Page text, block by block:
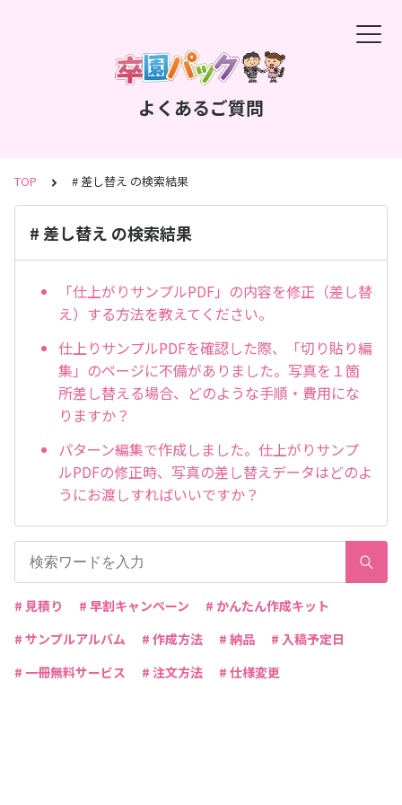
よくあるご質問
TOP # 差し替え の検索結果
# 差し替え の検索結果
「仕上がりサンプルPDF」の内容を修正（差し替
え）する方法を教えてください。
仕上りサンプルPDFを確認した際、「切り貼り編
集」のページに不備がありました。写真を１箇
所差し替える場合、どのような手順・費用にな
りますか？
パターン編集で作成しました。仕上がりサンプ
ルPDFの修正時、写真の差し替えデータはどのよ
うにお渡しすればいいですか？
# 見積り # 早割キャンペーン
# かんたん作成キット
# サンプルアルバム
# 作成方法 # 納品
# 入稿予定日
# 一冊無料サービス
# 注文方法 # 仕様変更